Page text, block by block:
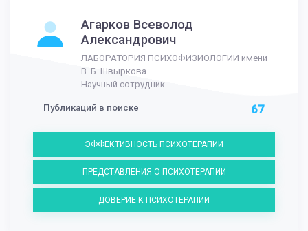
Агарков Всеволод
Александрович
ЛАБОРАТОРИЯ ПСИХОФИЗИОЛОГИИ имени
В. Б. Швыркова
Научный сотрудник
Публикаций в поиске 67
ЭФФЕКТИВНОСТЬ ПСИХОТЕРАПИИ
ПРЕДСТАВЛЕНИЯ О ПСИХОТЕРАПИИ
ДОВЕРИЕ К ПСИХОТЕРАПИИ